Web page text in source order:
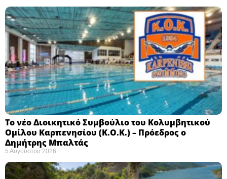
Το νέο Διοικητικό Συμβούλιο του Κολυμβητικού
Ομίλου Καρπενησίου (Κ.Ο.Κ.) – Πρόεδρος ο
Δημήτρης Μπαλτάς
5 Αυγούστου 2026